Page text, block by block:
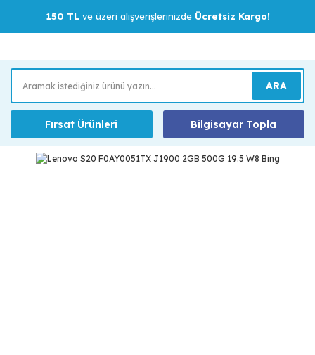
150 TLve üzeri alışverişlerinizde Ücretsiz Kargo!
ARA
Fırsat Ürünleri Bilgisayar Topla